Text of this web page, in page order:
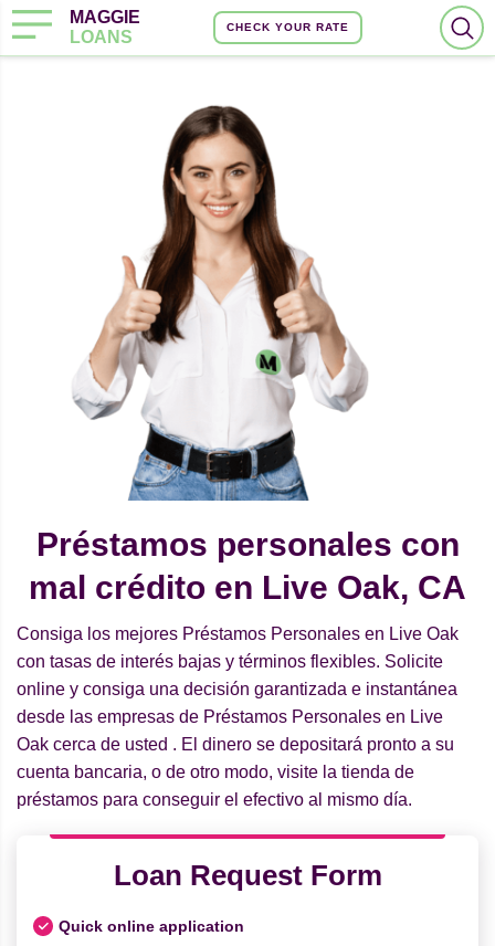
MAGGIE
LOANS
CHECK YOUR RATE
Préstamos personales con
mal crédito en Live Oak, CA
Consiga los mejores Préstamos Personales en Live Oak
con tasas de interés bajas y términos flexibles. Solicite
online y consiga una decisión garantizada e instantánea
desde las empresas de Préstamos Personales en Live
Oak cerca de usted . El dinero se depositará pronto a su
cuenta bancaria, o de otro modo, visite la tienda de
préstamos para conseguir el efectivo al mismo día.
Loan Request Form
Quick online application